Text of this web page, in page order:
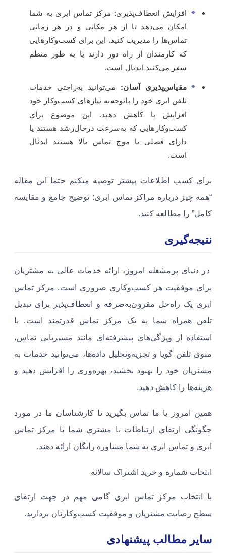
افزایش انعطاف‌پذیری: مرکز تماس ابری به شما
امکان می‌دهد تا از هر مکانی و در هر زمانی
تماس‌ها را مدیریت کنید. این برای کسب‌وکارهایی
که کارمندان از راه دور دارند یا به طور منظم
سفر می‌کنند ایدئال است.
مقیاس‌پذیری آسان:می‌توانید به‌راحتی خدمات
تلفن ابری خود را باتوجه‌به نیازهای کسب‌وکار خود
افزایش یا کاهش دهید. این موضوع برای
کسب‌وکارهایی که به‌سرعت درحال‌رشد هستند یا
دارای فصلی با موج تماس بالا هستند ایدئال
است.
برای کسب اطلاعات بیشتر توصیه میکنم حتما این مقاله
“همه چیز درباره مراکز تماس ابری: توضیح جامع و مقایسه
کامل” را مطالعه کنید.
نتیجه‌گیری
در دنیای پرمشغله امروز، ارائه خدمات عالی به مشتریان
برای موفقیت هر کسب‌وکاری ضروری است. مرکز تماس
ابری یک راه‌حل مقرون‌به‌صرفه و انعطاف‌پذیر برای تبدیل
تلفن همراه شما به یک مرکز تماس قدرتمند است. با
استفاده از ویژگی‌های پیشرفته‌ای مانند مسیریابی تماس،
منوی تلفن گویا و تجزیه‌وتحلیل داده‌ها، می‌توانید خدمات به
مشتریان خود را بهبود بخشید، بهره‌وری را افزایش دهید و
هزینه‌ها را کاهش دهید.
همین امروز با ما تماس بگیرید تا کارشناسان ما در مورد
چگونگی ارتقای ارتباطات با مشتری شما با مرکز تماس
ابری و تماس ابری به شما مشاوره رایگان ارائه دهند.
انتخاب شماره و خرید اشتراک سالانه
با انتخاب مرکز تماس ابری گامی مهم در جهت ارتقای
سطح رضایت مشتریان و موفقیت کسب‌وکارتان بردارید.
سایر مطالب پیشنهادی